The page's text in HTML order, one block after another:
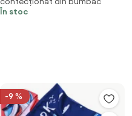
În stoc
-9 %